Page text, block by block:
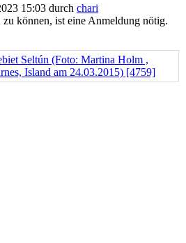
15:03 durch chari
können, ist eine Anmeldung nötig.